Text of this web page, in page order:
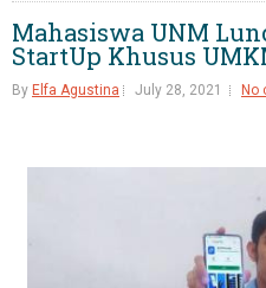
Mahasiswa UNM
StartUp Khusus
By Elfa Agustina July 28, 2021 No